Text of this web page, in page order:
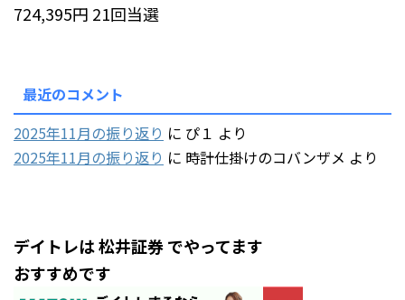
724,395円 21回当選
最近のコメント
2025年11月の振り返り に ぴ１ より
2025年11月の振り返り に 時計仕掛けのコバンザメ より
デイトレは 松井証券 でやってます
おすすめです